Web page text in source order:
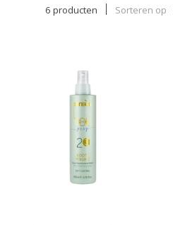
6 producten Sorteren op